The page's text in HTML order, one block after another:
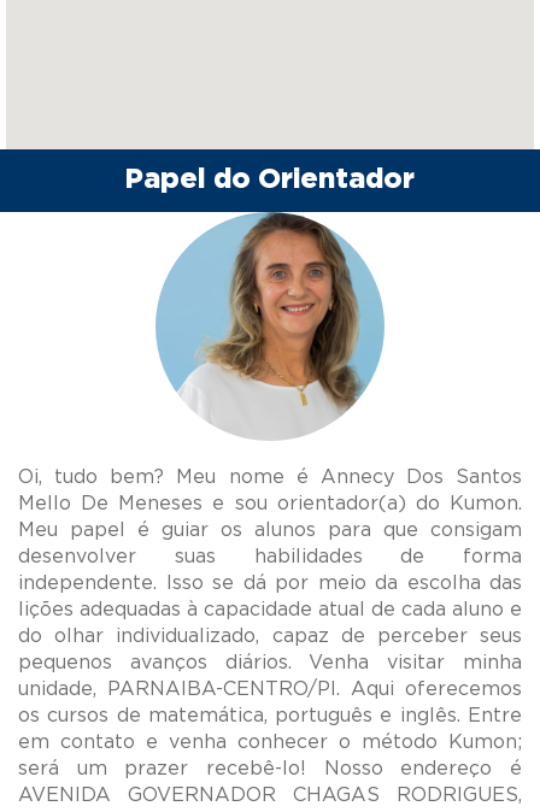
Papel do Orientador
Oi, tudo bem? Meu nome é Annecy Dos Santos
Mello De Meneses e sou orientador(a) do Kumon.
Meu papel é guiar os alunos para que consigam
desenvolver suas habilidades de forma
independente. Isso se dá por meio da escolha das
lições adequadas à capacidade atual de cada aluno e
do olhar individualizado, capaz de perceber seus
pequenos avanços diários. Venha visitar minha
unidade, PARNAIBA-CENTRO/PI. Aqui oferecemos
os cursos de matemática, português e inglês. Entre
em contato e venha conhecer o método Kumon;
será um prazer recebê-lo! Nosso endereço é
AVENIDA GOVERNADOR CHAGAS RODRIGUES,